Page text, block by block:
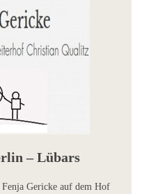
– Lübars
Gericke auf dem Hof